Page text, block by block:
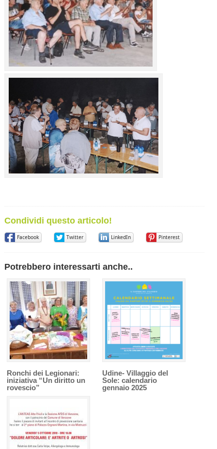
Condividi questo articolo!
Facebook Twitter LinkedIn Pinterest
Potrebbero interessarti anche..
Ronchi dei Legionari:
iniziativa “Un diritto un
rovescio”
Udine- Villaggio del
Sole: calendario
gennaio 2025